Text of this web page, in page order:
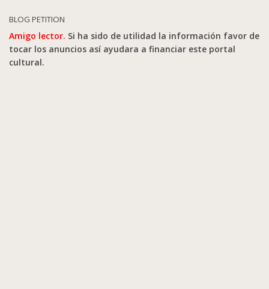
BLOG PETITION
Amigo lector. Si ha sido de utilidad la información favor de
tocar los anuncios así ayudara a financiar este portal
cultural.